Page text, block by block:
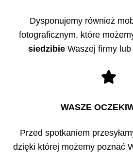
Dysponujemy również
fotograficznym, które
siedzibie Waszej firmy
WASZE
Przed spotkaniem
dzięki której możemy poznać